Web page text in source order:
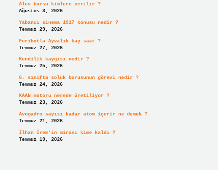
Alev bursu kimlere verilir ?
Ağustos 3, 2026
Yabancı sinema 1917 konusu nedir ?
Temmuz 29, 2026
Feribotla Ayvalık kaç saat ?
Temmuz 27, 2026
Kendilik kaygısı nedir ?
Temmuz 25, 2026
6. sınıfta soluk borusunun görevi nedir ?
Temmuz 24, 2026
KAAN motoru nerede üretiliyor ?
Temmuz 23, 2026
Avogadro sayısı kadar atom içerir ne demek ?
Temmuz 21, 2026
İlhan İrem’in mirası kime kaldı ?
Temmuz 19, 2026